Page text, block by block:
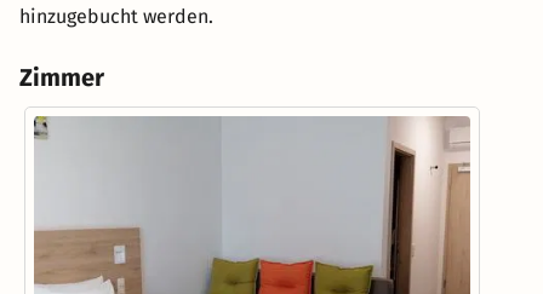
hinzugebucht werden.
Zimmer